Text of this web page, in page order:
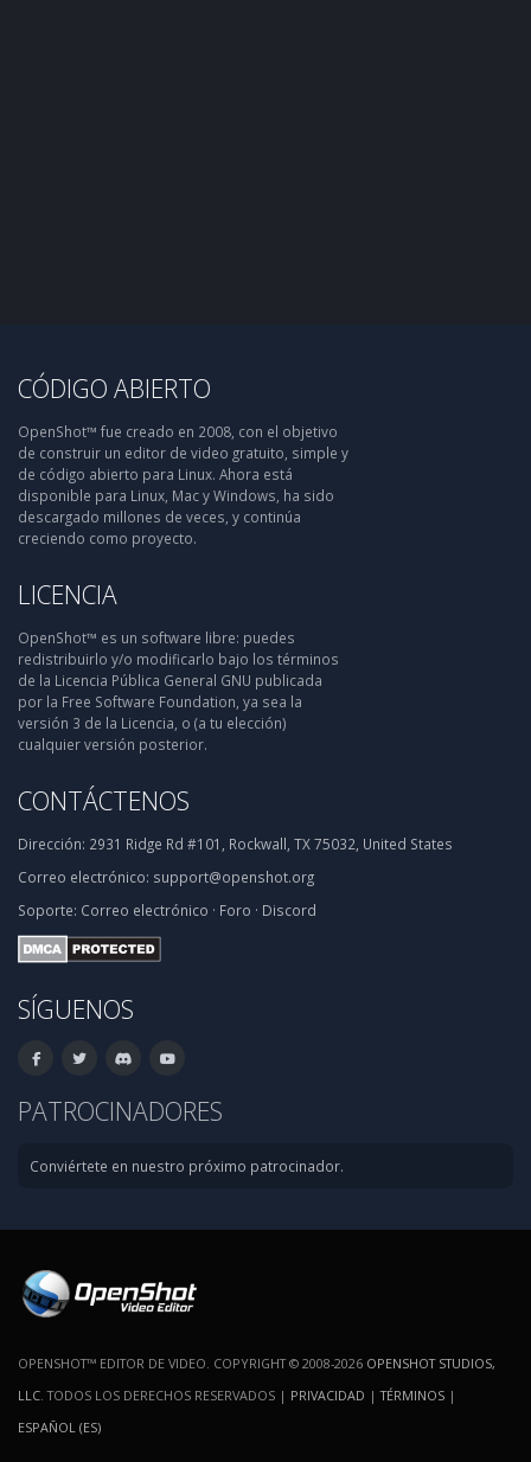
CÓDIGO ABIERTO
OpenShot™ fue creado en 2008, con el objetivo
de construir un editor de video gratuito, simple y
de código abierto para Linux. Ahora está
disponible para Linux, Mac y Windows, ha sido
descargado millones de veces, y continúa
creciendo como proyecto.
LICENCIA
OpenShot™ es un software libre: puedes
redistribuirlo y/o modificarlo bajo los términos
de la Licencia Pública General GNU publicada
por la Free Software Foundation, ya sea la
versión 3 de la Licencia, o (a tu elección)
cualquier versión posterior.
CONTÁCTENOS
Dirección: 2931 Ridge Rd #101, Rockwall, TX 75032, United States
Correo electrónico: support@openshot.org
Soporte: Correo electrónico · Foro · Discord
SÍGUENOS
PATROCINADORES
Conviértete en nuestro próximo patrocinador.
OPENSHOT™ EDITOR DE VIDEO. COPYRIGHT © 2008-2026 OPENSHOT STUDIOS,
LLC . TODOS LOS DERECHOS RESERVADOS | PRIVACIDAD |TÉRMINOS |
ESPAÑOL (ES)